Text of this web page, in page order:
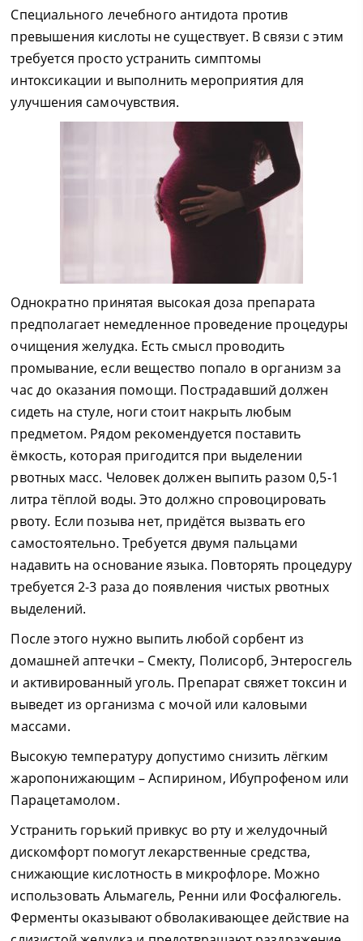
Специального лечебного антидота против
превышения кислоты не существует. В связи с этим
требуется просто устранить симптомы
интоксикации и выполнить мероприятия для
улучшения самочувствия.
Однократно принятая высокая доза препарата
предполагает немедленное проведение процедуры
очищения желудка. Есть смысл проводить
промывание, если вещество попало в организм за
час до оказания помощи. Пострадавший должен
сидеть на стуле, ноги стоит накрыть любым
предметом. Рядом рекомендуется поставить
ёмкость, которая пригодится при выделении
рвотных масс. Человек должен выпить разом 0,5-1
литра тёплой воды. Это должно спровоцировать
рвоту. Если позыва нет, придётся вызвать его
самостоятельно. Требуется двумя пальцами
надавить на основание языка. Повторять процедуру
требуется 2-3 раза до появления чистых рвотных
выделений.
После этого нужно выпить любой сорбент из
домашней аптечки – Смекту, Полисорб, Энтеросгель
и активированный уголь. Препарат свяжет токсин и
выведет из организма с мочой или каловыми
массами.
Высокую температуру допустимо снизить лёгким
жаропонижающим – Аспирином, Ибупрофеном или
Парацетамолом.
Устранить горький привкус во рту и желудочный
дискомфорт помогут лекарственные средства,
снижающие кислотность в микрофлоре. Можно
использовать Альмагель, Ренни или Фосфалюгель.
Ферменты оказывают обволакивающее действие на